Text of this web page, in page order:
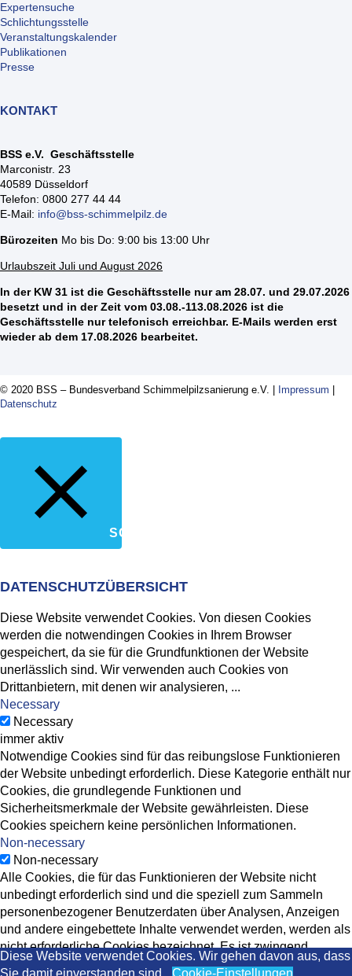
Expertensuche
Schlichtungsstelle
Veranstaltungskalender
Publikationen
Presse
KONTAKT
BSS e.V. Geschäftsstelle
Marconistr. 23
40589 Düsseldorf
Telefon: 0800 277 44 44
E-Mail: info@bss-schimmelpilz.de
Bürozeiten Mo bis Do: 9:00 bis 13:00 Uhr
Urlaubszeit Juli und August 2026
In der KW 31 ist die Geschäftsstelle nur am 28.07. und 29.07.2026
besetzt und in der Zeit vom 03.08.-113.08.2026 ist die
Geschäftsstelle nur telefonisch erreichbar. E-Mails werden erst
wieder ab dem 17.08.2026 bearbeitet.
© 2020 BSS – Bundesverband Schimmelpilzsanierung e.V. | Impressum
Datenschutz
Diese Website verwendet Cookies. Wir gehen davon aus, dass
Sie damit einverstanden sind.
Cookie-Einstellungen
SCHLIESSEN
DATENSCHUTZÜBERSICHT
Diese Website verwendet Cookies. Von diesen Cookies
werden die notwendingen Cookies in Ihrem Browser
gespeichert, da sie für die Grundfunktionen der Website
unerlässlich sind. Wir verwenden auch Cookies von
Drittanbietern, mit denen wir analysieren, ...
Necessary
Necessary
immer aktiv
Notwendige Cookies sind für das reibungslose Funktionieren
der Website unbedingt erforderlich. Diese Kategorie enthält nur
Cookies, die grundlegende Funktionen und
Sicherheitsmerkmale der Website gewährleisten. Diese
Cookies speichern keine persönlichen Informationen.
Non-necessary
Non-necessary
Alle Cookies, die für das Funktionieren der Website nicht
unbedingt erforderlich sind und die speziell zum Sammeln
personenbezogener Benutzerdaten über Analysen, Anzeigen
und andere eingebettete Inhalte verwendet werden, werden als
nicht erforderliche Cookies bezeichnet. Es ist zwingend
erforderlich, die Zustimmung des Benutzers einzuholen, bevor